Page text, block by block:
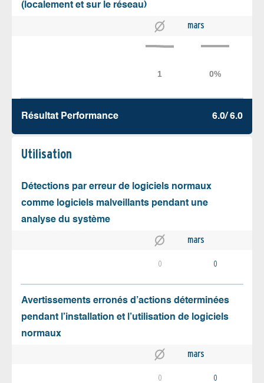
(localement et sur le réseau)
mars
Résultat Performance 6.0/ 6.0
Utilisation
Détections par erreur de logiciels normaux
comme logiciels malveillants pendant une
analyse du système
mars
0 0
Avertissements erronés d’actions déterminées
pendant l’installation et l’utilisation de logiciels
normaux
mars
0 0